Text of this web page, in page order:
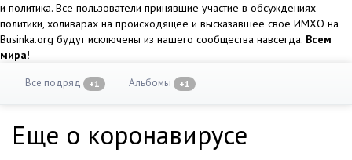
и политика. Все пользователи принявшие участие в обсуждениях
политики, холиварах на происходящее и высказавшее свое ИМХО на
Businka.org будут исключены из нашего сообщества навсегда. Всем
мира!
Все подряд +1 Альбомы +1
Еще о коронавирусе